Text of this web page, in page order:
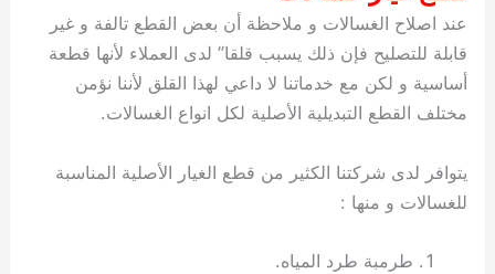
عند اصلاح الغسالات و ملاحظة أن بعض القطع تالفة و غير
قابلة للتصليح فإن ذلك يسبب قلقا” لدى العملاء لأنها قطعة
أساسية و لكن مع خدماتنا لا داعي لهذا القلق لأننا نؤمن
مختلف القطع التبديلية الأصلية لكل انواع الغسالات.
يتوافر لدى شركتنا الكثير من قطع الغيار الأصلية المناسبة
للغسالات و منها :
طرمبة طرد المياه.